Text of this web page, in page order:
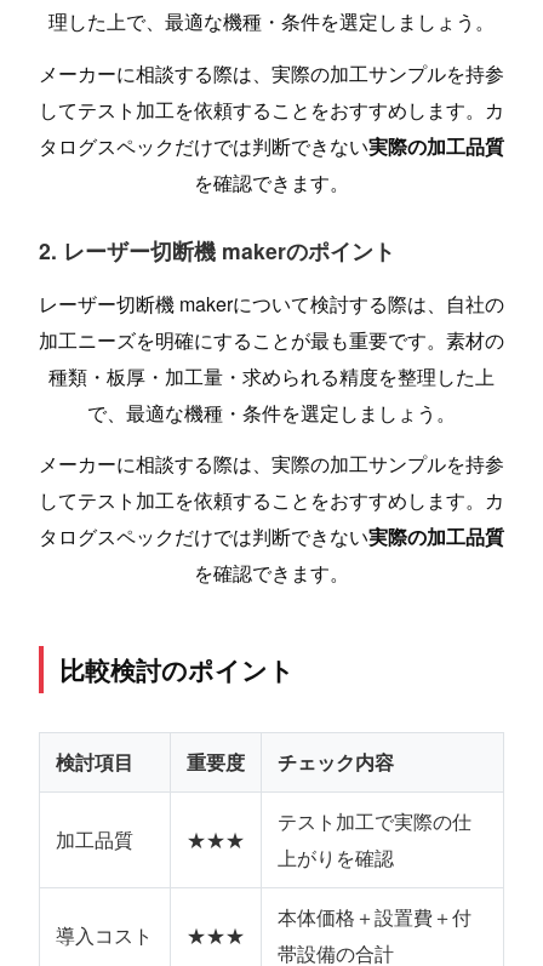
理した上で、最適な機種・条件を選定しましょう。
メーカーに相談する際は、実際の加工サンプルを持参
してテスト加工を依頼することをおすすめします。カ
タログスペックだけでは判断できない実際の加工品質
を確認できます。
2. レーザー切断機 makerのポイント
レーザー切断機 makerについて検討する際は、自社の
加工ニーズを明確にすることが最も重要です。素材の
種類・板厚・加工量・求められる精度を整理した上
で、最適な機種・条件を選定しましょう。
メーカーに相談する際は、実際の加工サンプルを持参
してテスト加工を依頼することをおすすめします。カ
タログスペックだけでは判断できない実際の加工品質
を確認できます。
比較検討のポイント
検討項目 重要度 チェック内容
加工品質 ★★★
テスト加工で実際の仕
上がりを確認
導入コスト ★★★
本体価格＋設置費＋付
帯設備の合計